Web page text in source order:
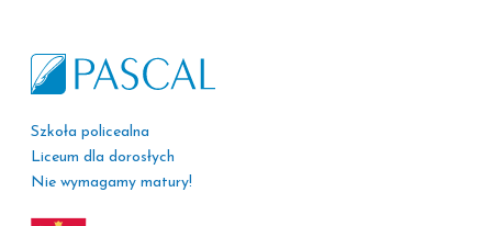
Szkoła policealna
Liceum dla dorosłych
Nie wymagamy matury!